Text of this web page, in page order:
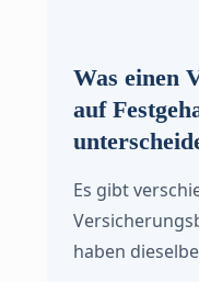
Was einen
auf
Es gibt
haben